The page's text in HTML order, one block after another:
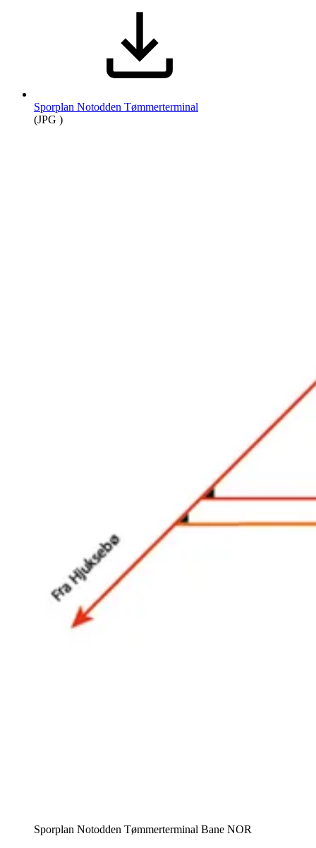
Sporplan Notodden Tømmerterminal
(JPG )
Sporplan Notodden Tømmerterminal Bane NOR